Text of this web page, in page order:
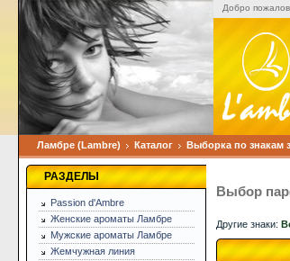
Добро
Ламбре (Lambre) Каталог Выборка по знакам
РАЗДЕЛЫ
Passion d'Ambre
Женские ароматы Ламбре
Мужские ароматы Ламбре
Жемчужная линия
Выбор
Другие знаки: